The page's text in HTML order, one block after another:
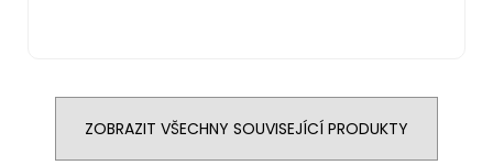
ZOBRAZIT VŠECHNY SOUVISEJÍCÍ PRODUKTY